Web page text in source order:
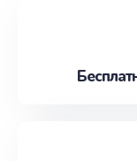
наилучшим